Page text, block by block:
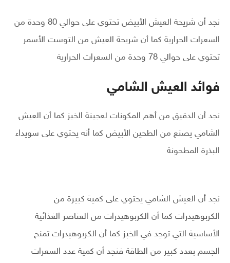
نجد أن شريحة العيش الأبيض تحتوي على حوالي 80 وحدة من
السعرات الحرارية كما أن شريحة العيش من التوست الأسمر
تحتوي على حوالي 78 وحدة من السعرات الحرارية
فوائد العيش الشامي
نجد أن الدقيق من أهم المكونات لعجينة الخبز كما أن العيش
الشامي يصنع من الطحين الأبيض كما أنه يحتوي على سويداء
البذرة المطحونة
نجد أن العيش الشامي يحتوي على كمية كبيرة من
الكربوهيدرات كما أن الكربوهيدرات من العناصر الغذائية
الأساسية التي توجد في الخبز كما أن الكربوهيدرات تمنح
الجسم بعدد كبير من الطاقة فنجد أن كمية عدد السعرات